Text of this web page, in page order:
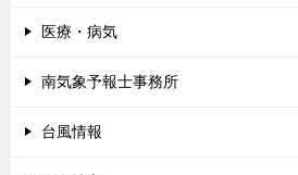
医療・病気
南気象予報士事務所
台風情報